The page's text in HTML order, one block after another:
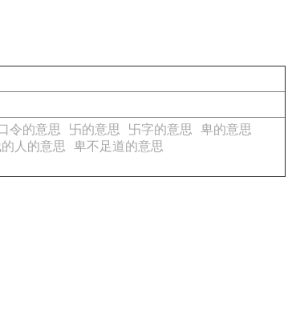
令的意思 卐的意思 卐字的意思
卑的意思
人的意思
卑不足道的意思